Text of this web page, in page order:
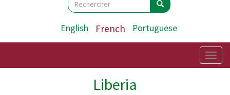
Rechercher
English French Portuguese
Liberia